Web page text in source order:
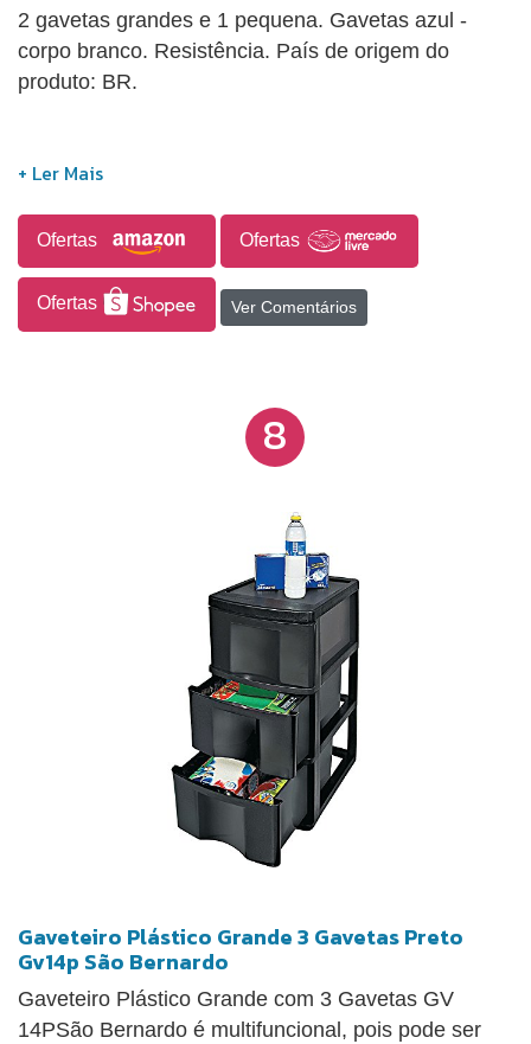
2 gavetas grandes e 1 pequena. Gavetas azul -
corpo branco. Resistência. País de origem do
produto: BR.
Ofertas Ofertas
Ofertas Ver Comentários
8
Gaveteiro Plástico Grande 3 Gavetas Preto
Gv14p São Bernardo
Gaveteiro Plástico Grande com 3 Gavetas GV
14PSão Bernardo é multifuncional, pois pode ser